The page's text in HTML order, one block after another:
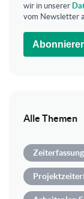
wir in unserer
vom Newsletter
Alle Themen